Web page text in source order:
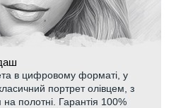
в цифровому форматі, у
портрет олівцем, з
полотні. Гарантія 100%